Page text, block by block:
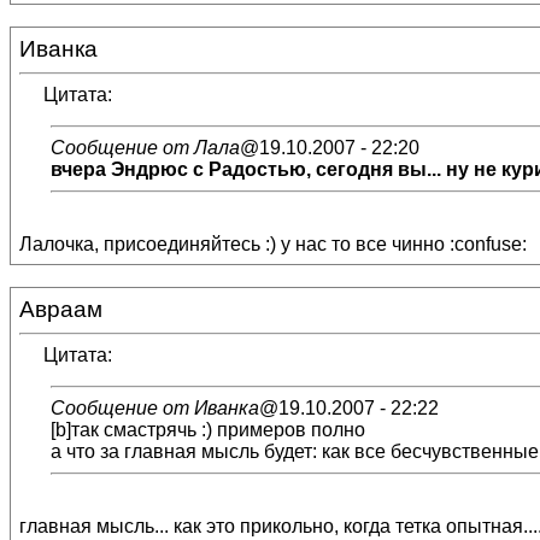
Иванка
Цитата:
Сообщение от Лала@19.10.2007 - 22:20
вчера Эндрюс с Радостью, сегодня вы... ну не
Лалочка, присоединяйтесь :) у нас то все чинно :confuse:
Авраам
Цитата:
Сообщение от Иванка@19.10.2007 - 22:22
[b]так смастрячь :) примеров полно
а что за главная мысль будет: как все
главная мысль... как это прикольно, когда тетка